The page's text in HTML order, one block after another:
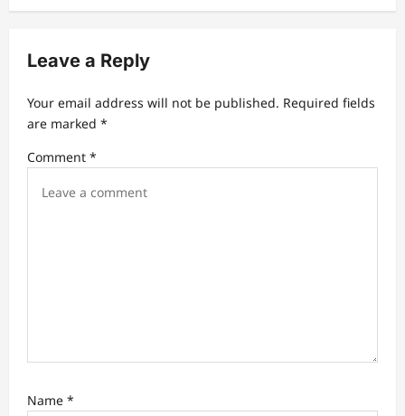
v
g
a
t
i
Leave a Reply
Your email address will not be published. Required fields
are marked *
Comment *
Name *